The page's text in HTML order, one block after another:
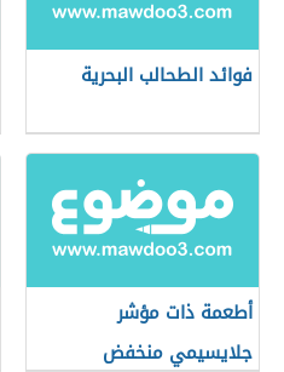
فوائد الطحالب البحرية
أطعمة ذات مؤشر
جلايسيمي منخفض